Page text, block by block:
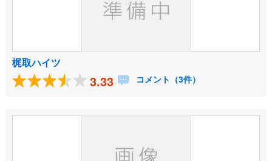
梶取ハイツ
3.33 コメント（3件）